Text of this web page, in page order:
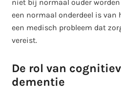
niet bij normaal ouder
een normaal onderdeel is van
een medisch probleem dat
vereist.
De rol van
dementie